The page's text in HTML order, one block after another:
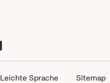
Leichte Sprache Sitemap